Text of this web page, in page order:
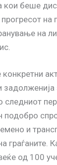
кои беше
прогресот
на
следниот
подобро
и
граѓаните.
од 100